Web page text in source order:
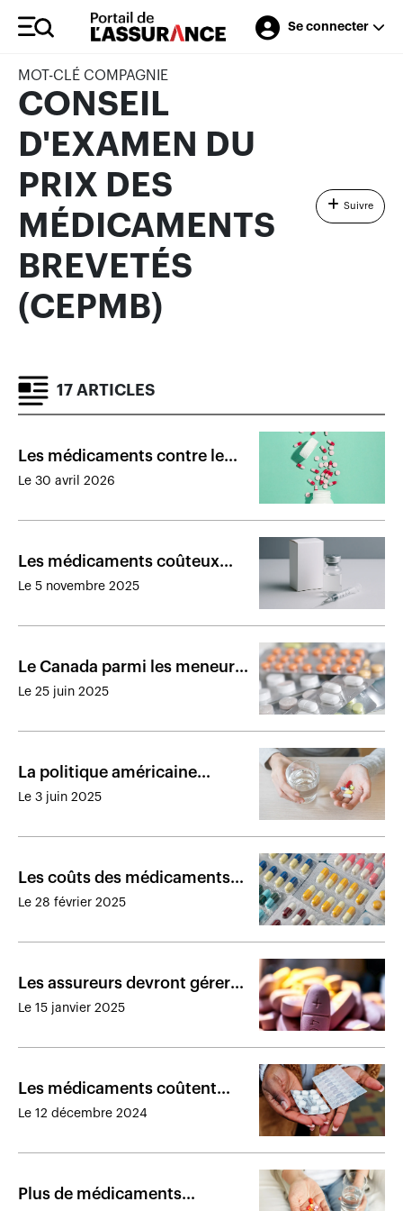
Se connecter
MOT-CLÉ COMPAGNIE
CONSEIL
D'EXAMEN DU
PRIX DES
MÉDICAMENTS
BREVETÉS
(CEPMB)
Suivre
17 ARTICLES
Les médicaments contre le
cancer représentent 40% des
Le 30 avril 2026
Les médicaments coûteux
pèsent sur les régimes publics
Le 5 novembre 2025
Le Canada parmi les meneurs
pour l’adoption de nouveaux
Le 25 juin 2025
La politique américaine
pourrait faire grimper le coût
Le 3 juin 2025
Les coûts des médicaments
sur ordonnance grimpent
Le 28 février 2025
Les assureurs devront gérer
l’inflation des médicaments
Le 15 janvier 2025
Les médicaments coûtent
plus cher au Canada que dans
Le 12 décembre 2024
Plus de médicaments